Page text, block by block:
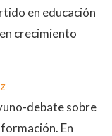
en educación
crecimiento
debate sobre
En